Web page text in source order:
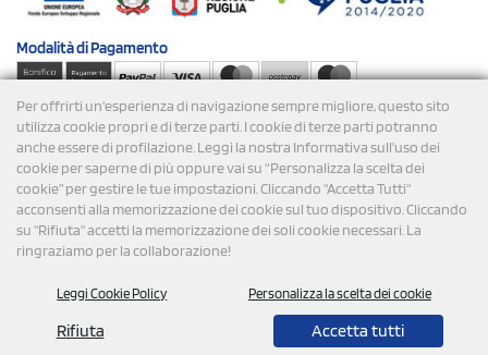
Per offrirti un'esperienza di navigazione sempre migliore, questo sito
utilizza cookie propri e di terze parti. I cookie di terze parti potranno
anche essere di profilazione. Leggi la nostra Informativa sull’uso dei
cookie per saperne di più oppure vai su “Personalizza la scelta dei
cookie” per gestire le tue impostazioni. Cliccando "Accetta Tutti"
acconsenti alla memorizzazione dei cookie sul tuo dispositivo. Cliccando
su "Rifiuta" accetti la memorizzazione dei soli cookie necessari. La
ringraziamo per la collaborazione!
Leggi Cookie Policy Personalizza la scelta dei cookie
Rifiuta Accetta tutti
0,00
Modalità diPagamento
Spedizioni
P.Iva/C.F. 09734470967 - N° Rea MI-2110632